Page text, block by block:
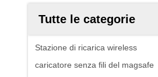
Tutte le categorie
Stazione di ricarica wireless
caricatore senza fili del magsafe